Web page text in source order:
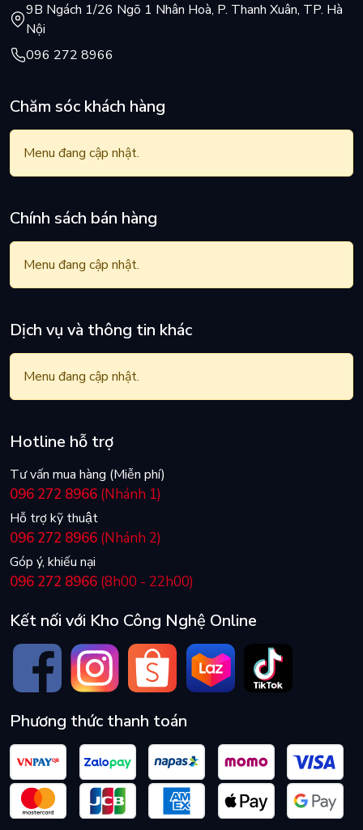
9B Ngách 1/26 Ngõ 1 Nhân Hoà, P. Thanh Xuân, TP. Hà
Nội
096 272 8966
Chăm sóc khách hàng
Menu đang cập nhật.
Chính sách bán hàng
Menu đang cập nhật.
Dịch vụ và thông tin khác
Menu đang cập nhật.
Hotline hỗ trợ
Tư vấn mua hàng (Miễn phí)
096 272 8966 (Nhánh 1)
Hỗ trợ kỹ thuật
096 272 8966 (Nhánh 2)
Góp ý, khiếu nại
096 272 8966 (8h00 - 22h00)
Kết nối với Kho Công Nghệ Online
Phương thức thanh toán